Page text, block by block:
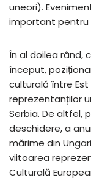
uneori).
important
În al doilea rând,
început,
culturală între Est
reprezentanților
Serbia. De altfel,
deschidere, a
mărime din
viitoarea
Culturală